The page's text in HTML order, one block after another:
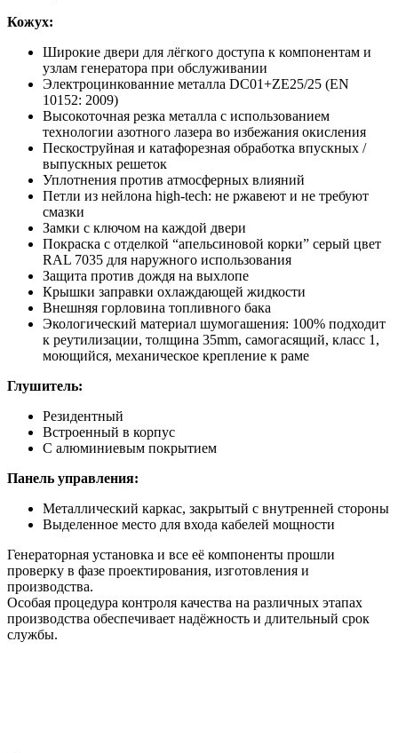
Кожух:
Широкие двери для лёгкого доступа к компонентам и
узлам генератора при обслуживании
Электроцинкованние металла DC01+ZE25/25 (EN
10152: 2009)
Высокоточная резка металла с использованием
технологии азотного лазера во избежания окисления
Пескоструйная и катафорезная обработка впускных /
выпускных решеток
Уплотнения против атмосферных влияний
Петли из нейлона high-tech: не ржавеют и не требуют
смазки
Замки с ключом на каждой двери
Покраска с отделкой “апельсиновой корки” серый цвет
RAL 7035 для наружного использования
Защита против дождя на выхлопе
Крышки заправки охлаждающей жидкости
Внешняя горловина топливного бака
Экологический материал шумогашения: 100% подходит
к реутилизации, толщина 35mm, самогасящий, класс 1,
моющийся, механическое крепление к раме
Глушитель:
Резидентный
Встроенный в корпус
С алюминиевым покрытием
Панель управления:
Металлический каркас, закрытый с внутренней стороны
Выделенное место для входа кабелей мощности
Генераторная установка и все её компоненты прошли
проверку в фазе проектирования, изготовления и
производства.
Особая процедура контроля качества на различных этапах
производства обеспечивает надёжность и длительный срок
службы.